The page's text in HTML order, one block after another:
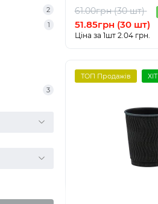
2
1
3
61.00грн (30 шт)
51.85грн (30 шт)
Ціна за 1шт 2.04 грн.
ТОП Продажів ХІТ